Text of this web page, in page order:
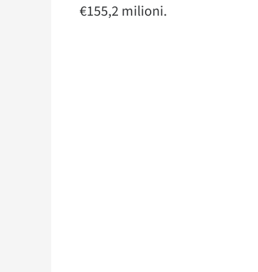
€155,2 milioni.